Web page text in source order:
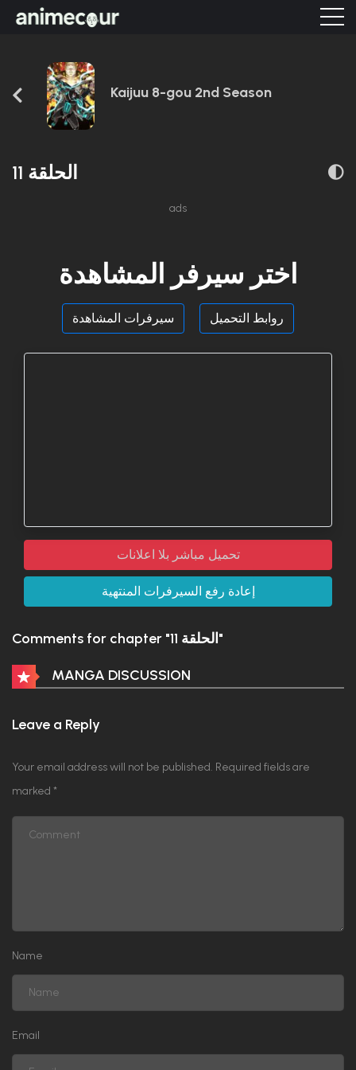
Kaijuu 8-gou 2nd Season
الحلقة 11
ads
اختر سيرفر المشاهدة
سيرفرات المشاهدة روابط التحميل
تحميل مباشر بلا اعلانات
إعادة رفع السيرفرات المنتهية
Comments for chapter "الحلقة 11"
MANGA DISCUSSION
Leave a Reply
Your email address will not be published. Required fields are
marked *
Name
Email